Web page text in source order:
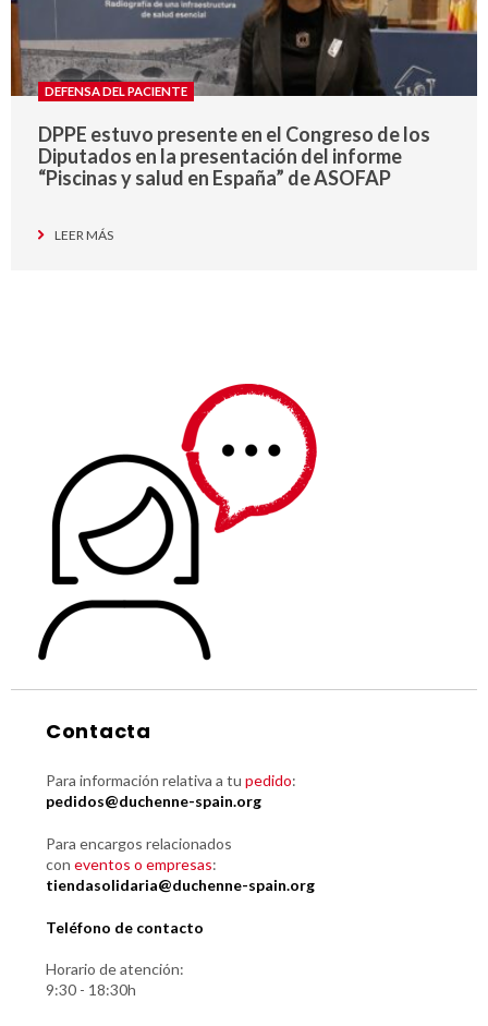
DEFENSA DEL PACIENTE
DPPE estuvo presente en el Congreso de los
Diputados en la presentación del informe
“Piscinas y salud en España” de ASOFAP
LEER MÁS
Contacta
Para información relativa a tu pedido:
pedidos@duchenne-spain.org
Para encargos relacionados
con eventos o empresas:
tiendasolidaria@duchenne-spain.org
Teléfono de contacto
Horario de atención:
9:30 - 18:30h